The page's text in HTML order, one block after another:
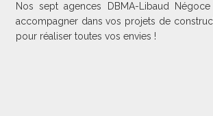
Nos sept agences DBMA-Libaud
accompagner dans vos projets de
pour réaliser toutes vos envies !